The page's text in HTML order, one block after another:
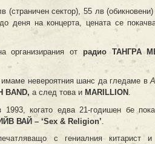
сектор), 55 лв (обикновени)
деня на концерта, цената се
организирания от радио ТАНГРА
невероятния шанс да гледаме в
BAND, а след това и MARILLION
1993, когато едва 21-годишен бе
ВАЙ – ‘Sex & Religion’
с гениалния китарист и